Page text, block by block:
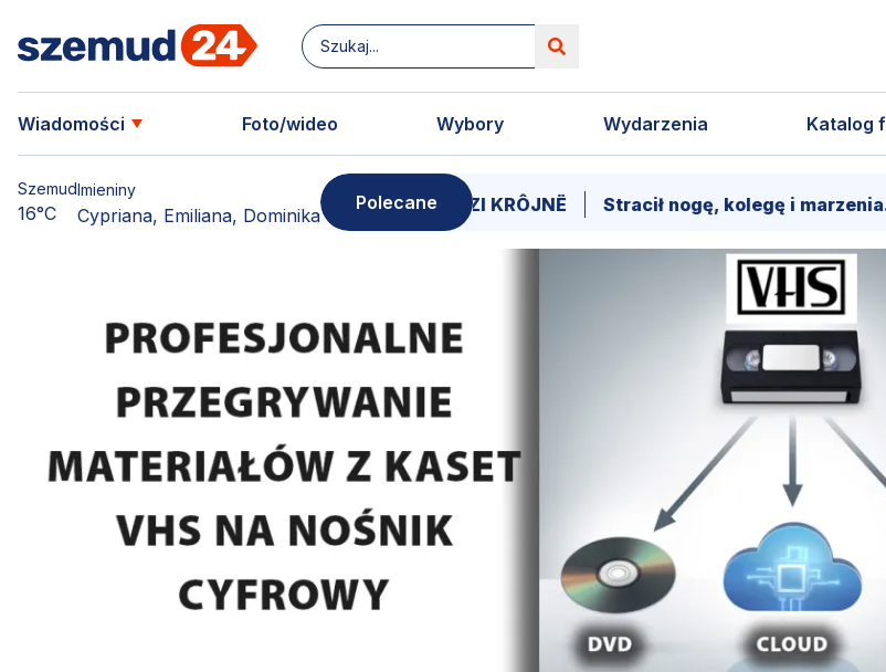
Wiadomości Foto/wideo Wybory Wydarzenia Katalog
Szemud
16°C
Imieniny
Cypriana, Emiliana, Dominika
Polecane
Ziemi. SZËMÔŁD – SERCE LESÔCCZI KRÔJNË Stracił nogę, kolegę i marzenia. Trwa